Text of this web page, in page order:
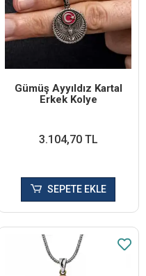
Gümüş Ayyıldız Kartal
Erkek Kolye
3.104,70 TL
SEPETE EKLE